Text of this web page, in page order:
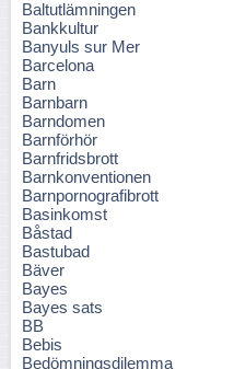
Baltutlämningen
Bankkultur
Banyuls sur Mer
Barcelona
Barn
Barnbarn
Barndomen
Barnförhör
Barnfridsbrott
Barnkonventionen
Barnpornografibrott
Basinkomst
Båstad
Bastubad
Bäver
Bayes
Bayes sats
BB
Bebis
Bedömningsdilemma